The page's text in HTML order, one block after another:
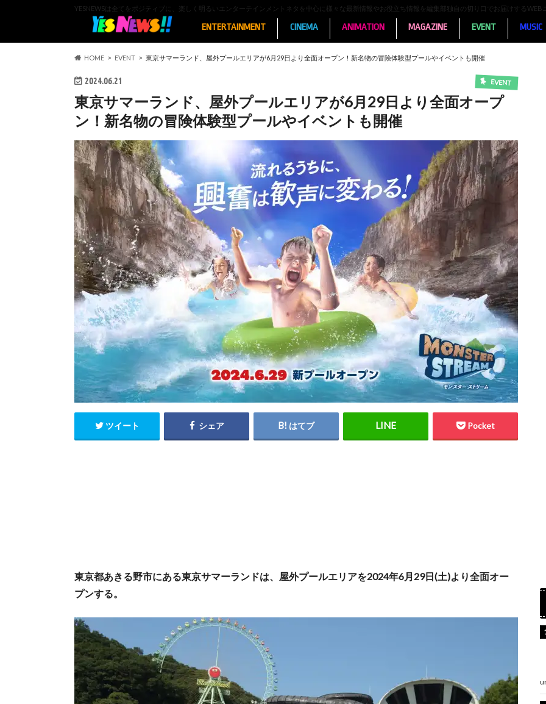
YESNEWSは全てをポジティブに、楽しく明るいエンターテインメントネタを中心に様々な最新情報やお役立ち情報を編集部独自の切り口でお届けするWEB
ENTERTAINMENT CINEMA ANIMATION MAGAZINE EVENT MUSIC
HOME EVENT 東京サマーランド、屋外プールエリアが6月29日より全面オープン！新名物の冒険体験型プールやイベントも開催
2024.06.21 EVENT
東京サマーランド、屋外プールエリアが6月29日より全面オープ
ン！新名物の冒険体験型プールやイベントも開催
ツイート シェア はてブ Pocket
東京都あきる野市にある東京サマーランドは、屋外プールエリアを2024年6月29日(土)より全面オー
プンする。